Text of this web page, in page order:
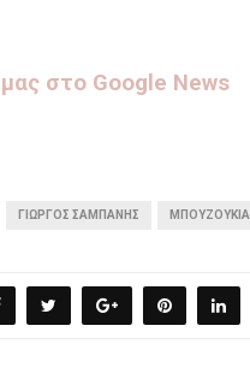
στo Google News
ΓΙΏΡΓΟΣ ΣΑΜΠΆΝΗΣ ΜΠΟΥΖΟΥΚΙΑ